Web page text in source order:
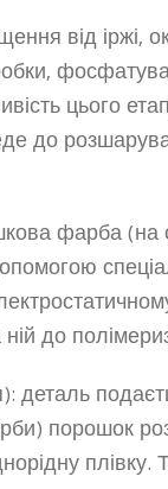
від іржі,
цього
до
фарба (на
до
деталь
порошок
плівку.